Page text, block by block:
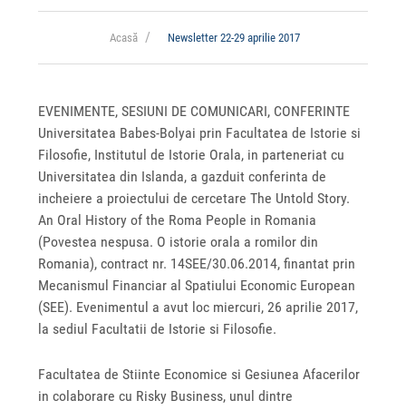
Acasă Newsletter 22-29 aprilie 2017
EVENIMENTE, SESIUNI DE COMUNICARI, CONFERINTE
Universitatea Babes-Bolyai prin Facultatea de Istorie si
Filosofie, Institutul de Istorie Orala, in parteneriat cu
Universitatea din Islanda, a gazduit conferinta de
incheiere a proiectului de cercetare The Untold Story.
An Oral History of the Roma People in Romania
(Povestea nespusa. O istorie orala a romilor din
Romania), contract nr. 14SEE/30.06.2014, finantat prin
Mecanismul Financiar al Spatiului Economic European
(SEE). Evenimentul a avut loc miercuri, 26 aprilie 2017,
la sediul Facultatii de Istorie si Filosofie.
Facultatea de Stiinte Economice si Gesiunea Afacerilor
in colaborare cu Risky Business, unul dintre